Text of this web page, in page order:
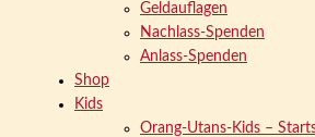
Geldauflagen
Nachlass-Spenden
Anlass-Spenden
Shop
Kids
Orang-Utans-Kids –